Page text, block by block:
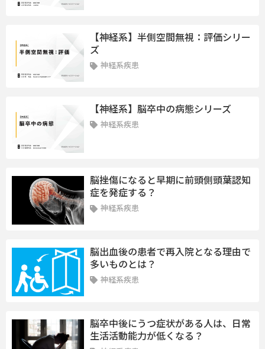
【神経系】半側空間無視：評価シリー
ズ
神経系疾患
【神経系】脳卒中の病態シリーズ
神経系疾患
脳挫傷になると早期に前頭側頭葉認知
症を発症する？
神経系疾患
脳出血後の患者で再入院となる理由で
多いものとは？
神経系疾患
脳卒中後にうつ症状がある人は、日常
生活活動能力が低くなる？